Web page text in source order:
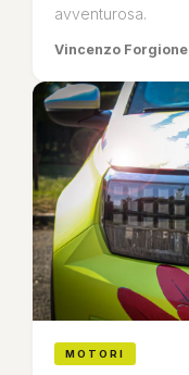
avventurosa.
Vincenzo Forgione
MOTORI